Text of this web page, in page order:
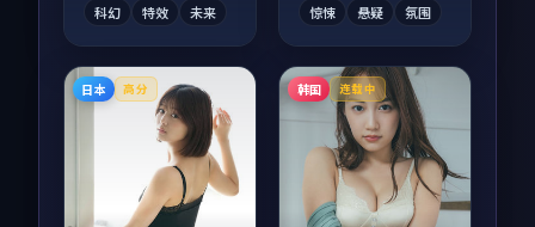
科幻 特效 未来 惊悚 悬疑 氛围
日本 高分 韩国 连载中